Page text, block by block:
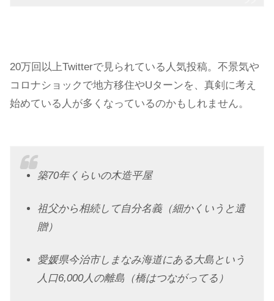
20万回以上Twitterで見られている人気投稿。不景気や
コロナショックで地方移住やUターンを、真剣に考え
始めている人が多くなっているのかもしれません。
築70年くらいの木造平屋
祖父から相続して自分名義（細かくいうと遺
贈）
愛媛県今治市しまなみ海道にある大島という
人口6,000人の離島（橋はつながってる）